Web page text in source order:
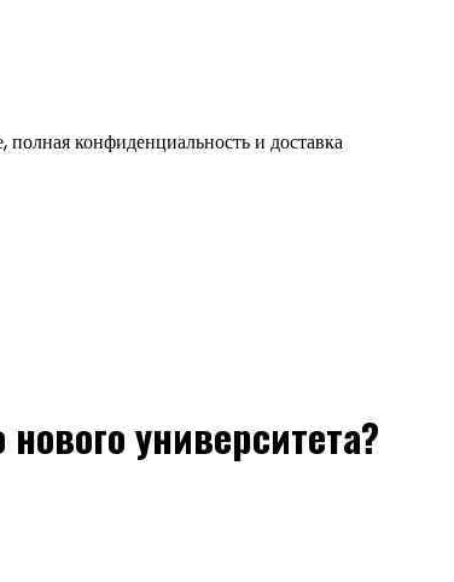
конфиденциальность и доставка
университета?